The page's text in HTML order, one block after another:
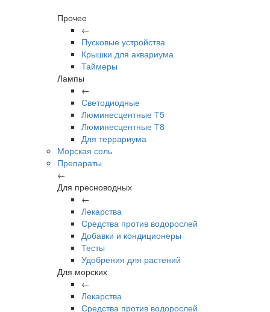
Прочее
←
Пусковые устройства
Крышки для аквариума
Таймеры
Лампы
←
Светодиодные
Люминесцентные Т5
Люминесцентные Т8
Для террариума
Морская соль
Препараты
←
Для пресноводных
←
Лекарства
Средства против водорослей
Добавки и кондиционеры
Тесты
Удобрения для растений
Для морских
←
Лекарства
Средства против водорослей